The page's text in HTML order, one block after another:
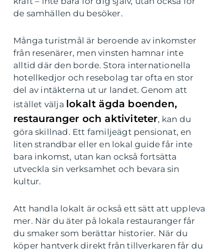
de samhällen du besöker.
Många turistmål är beroende av inkomster
från resenärer, men vinsten hamnar inte
alltid där den borde. Stora internationella
hotellkedjor och resebolag tar ofta en stor
del av intäkterna ut ur landet. Genom att
istället välja lokalt ägda boenden,
restauranger och aktiviteter, kan du
göra skillnad. Ett familjeägt pensionat, en
liten strandbar eller en lokal guide får inte
bara inkomst, utan kan också fortsätta
utveckla sin verksamhet och bevara sin
kultur.
Att handla lokalt är också ett sätt att uppleva
mer. När du äter på lokala restauranger får
du smaker som berättar historier. När du
köper hantverk direkt från tillverkaren får du